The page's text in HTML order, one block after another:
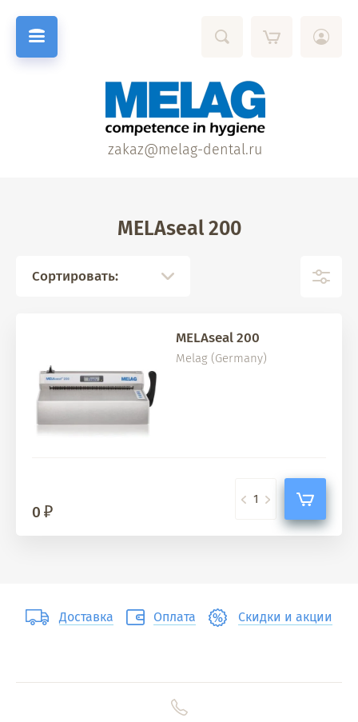
zakaz@melag-dental.ru
MELAseal 200
Сортировать:
MELAseal 200
Melag (Germany)
0
Доставка Оплата Скидки и акции